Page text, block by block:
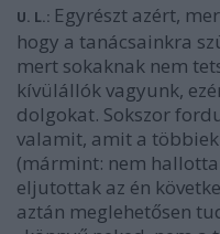
U. L.: Egyrészt azért,
hogy a tanácsainkra
mert sokaknak nem
kívülállók vagyunk,
dolgokat. Sokszor
valamit, amit a
(mármint: nem
eljutottak az én
aztán meglehetősen